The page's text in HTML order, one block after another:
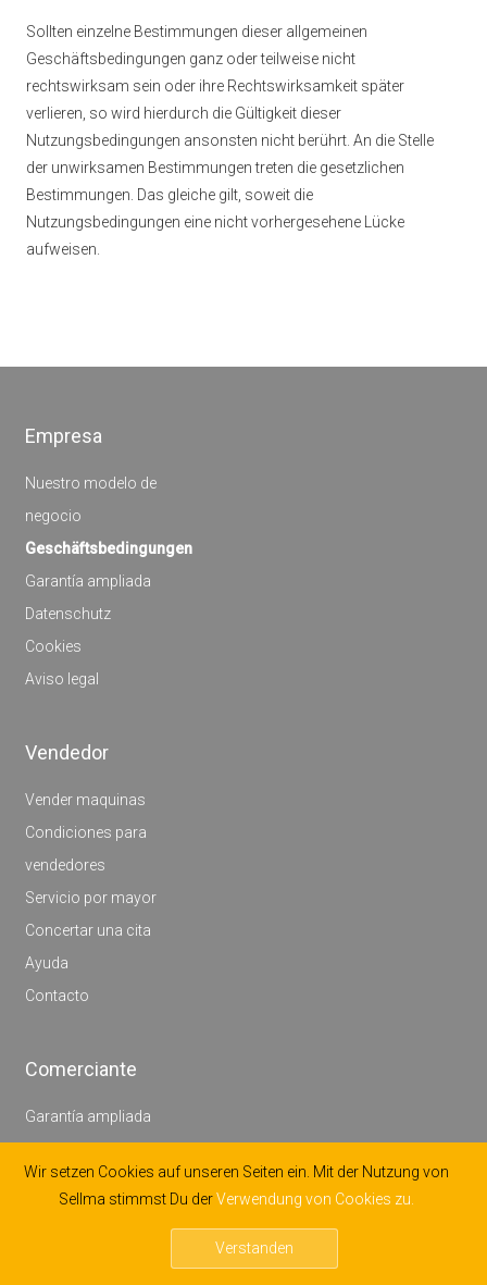
Sollten einzelne Bestimmungen dieser allgemeinen
Geschäftsbedingungen ganz oder teilweise nicht
rechtswirksam sein oder ihre Rechtswirksamkeit später
verlieren, so wird hierdurch die Gültigkeit dieser
Nutzungsbedingungen ansonsten nicht berührt. An die Stelle
der unwirksamen Bestimmungen treten die gesetzlichen
Bestimmungen. Das gleiche gilt, soweit die
Nutzungsbedingungen eine nicht vorhergesehene Lücke
aufweisen.
Empresa
Nuestro modelo de
negocio
Geschäftsbedingungen
Garantía ampliada
Datenschutz
Cookies
Aviso legal
Vendedor
Vender maquinas
Condiciones para
vendedores
Servicio por mayor
Concertar una cita
Ayuda
Contacto
Comerciante
Garantía ampliada
Ayuda
Wir setzen Cookies auf unseren Seiten ein. Mit der Nutzung von
Sellma stimmst Du derVerwendung von Cookies zu.
Verstanden